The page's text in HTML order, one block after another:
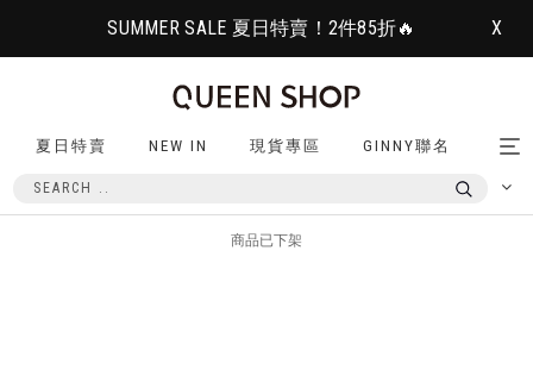
SUMMER SALE 夏日特賣！2件85折🔥 X
夏日特賣 NEW IN 現貨專區 GINNY聯名
商品已下架